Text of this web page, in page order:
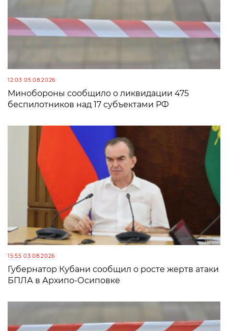
12:03 05.08.2026
Минобороны сообщило о ликвидации 475
беспилотников над 17 субъектами РФ
15:55 03.08.2026
Губернатор Кубани сообщил о росте жертв атаки
БПЛА в Архипо-Осиповке